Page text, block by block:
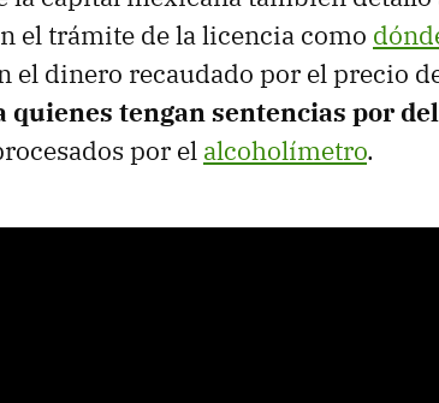
el trámite de la licencia como
el dinero recaudado por el precio
quienes tengan sentencias por
por el alcoholímetro.